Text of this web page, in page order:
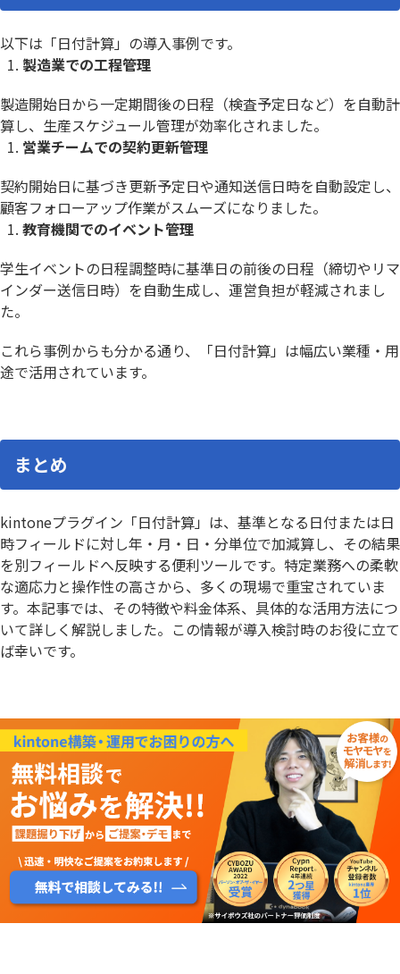
以下は「日付計算」の導入事例です。
製造業での工程管理
製造開始日から一定期間後の日程（検査予定日など）を自動計
算し、生産スケジュール管理が効率化されました。
営業チームでの契約更新管理
契約開始日に基づき更新予定日や通知送信日時を自動設定し、
顧客フォローアップ作業がスムーズになりました。
教育機関でのイベント管理
学生イベントの日程調整時に基準日の前後の日程（締切やリマ
インダー送信日時）を自動生成し、運営負担が軽減されまし
た。
これら事例からも分かる通り、「日付計算」は幅広い業種・用
途で活用されています。
まとめ
kintoneプラグイン「日付計算」は、基準となる日付または日
時フィールドに対し年・月・日・分単位で加減算し、その結果
を別フィールドへ反映する便利ツールです。特定業務への柔軟
な適応力と操作性の高さから、多くの現場で重宝されていま
す。本記事では、その特徴や料金体系、具体的な活用方法につ
いて詳しく解説しました。この情報が導入検討時のお役に立て
ば幸いです。